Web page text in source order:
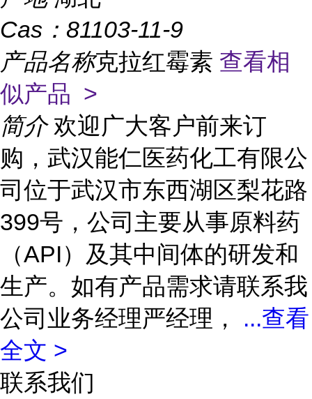
Cas： 81103-11-9
产品名称克拉红霉素 查看相
似产品 >
简介 欢迎广大客户前来订
购，武汉能仁医药化工有限公
司位于武汉市东西湖区梨花路
399号，公司主要从事原料药
（API）及其中间体的研发和
生产。如有产品需求请联系我
公司业务经理严经理， ...查看
全文 >
联系我们